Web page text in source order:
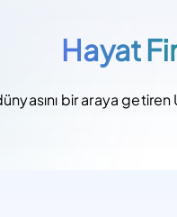
Hayat
bir araya